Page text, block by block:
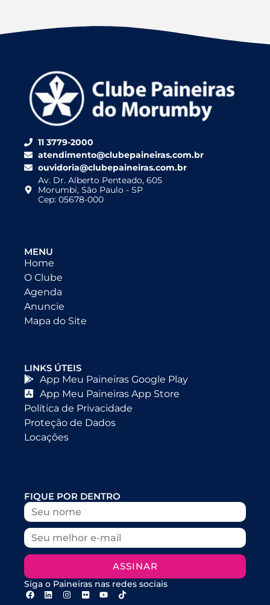
11 3779-2000
atendimento@clubepaineiras.com.br
ouvidoria@clubepaineiras.com.br
Av. Dr. Alberto Penteado, 605
Morumbi, São Paulo - SP
Cep: 05678-000
MENU
Home
O Clube
Agenda
Anuncie
Mapa do Site
LINKS ÚTEIS
App Meu Paineiras Google Play
App Meu Paineiras App Store
Política de Privacidade
Proteção de Dados
Locações
FIQUE POR DENTRO
ASSINAR
Siga o Paineiras nas redes sociais